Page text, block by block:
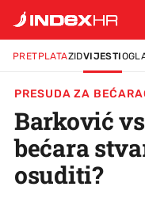
PRETPLATAZIDVIJESTI
PRESUDA ZA
Barković
bećara
osuditi?